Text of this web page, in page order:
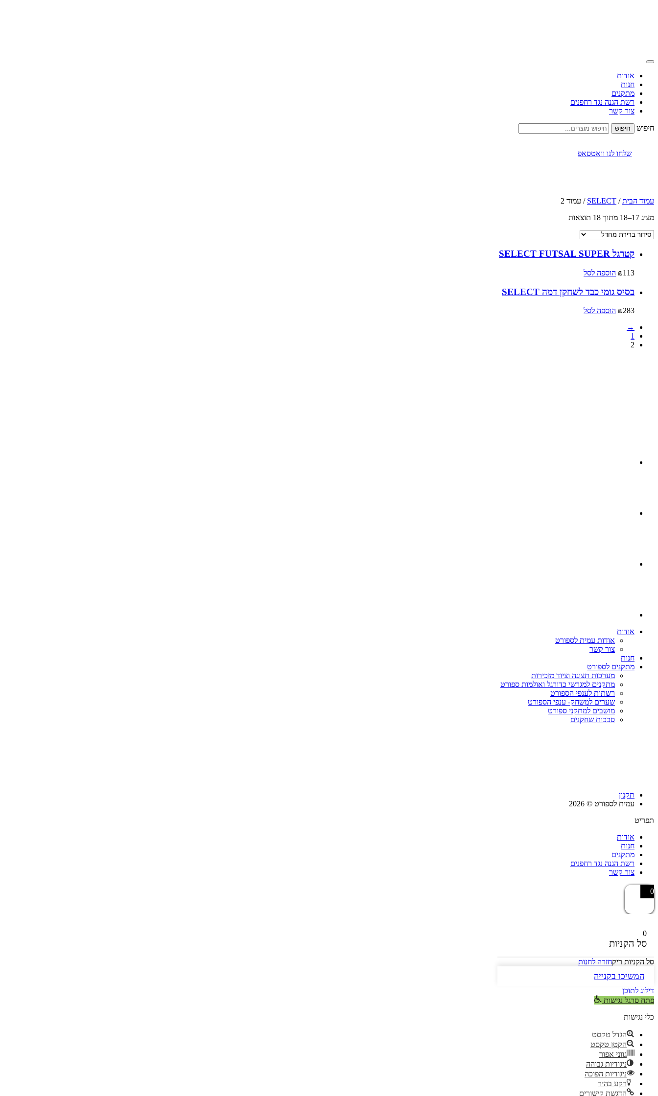
אודות
חנות
מתקנים
רשת הגנה נגד רחפנים
צור קשר
חיפוש
שלחו לנו וואטסאפ
עמוד הבית/
SELECT / עמוד 2
מציג 17–18 מתוך 18 תוצאות
קטרגל SELECT FUTSAL SUPER
₪113 הוספה לסל
בסיס גומי כבד לשחקן דמה SELECT
₪283
הוספה לסל
→
1
2
אודות
אודות עמית לספורט
צור קשר
חנות
מתקנים לספורט
מערכות תצוגה וציוד מזכירות
מתקנים למגרשי כדורגל ואולמות ספורט
רשתות לענפי הספורט
שערים למשחק- ענפי הספורט
מושבים למתקני ספורט
סככות שחקנים
תקנון
עמית לספורט © 2026
תפריט
אודות
חנות
מתקנים
רשת הגנה נגד רחפנים
צור קשר
0
0
סל הקניות
סל הקניות ריקחזרה לחנות
המשיכו בקנייה
דילוג לתוכן
פתח סרגל נגישות
כלי נגישות
הגדל טקסט
הקטן טקסט
גווני אפור
ניגודיות גבוהה
ניגודיות הפוכה
רקע בהיר
הדגשת קישורים